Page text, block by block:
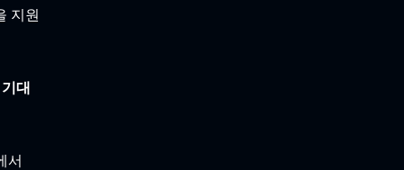
지원
대
서